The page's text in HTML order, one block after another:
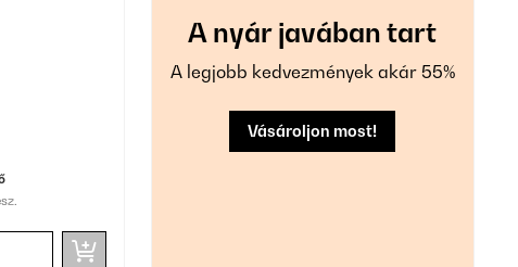
A nyár javában tart
A legjobb kedvezmények akár 55%
Vásároljon most!